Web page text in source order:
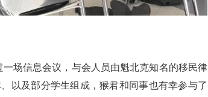
场信息会议，与会人员由魁北克知名的移民律
以及部分学生组成，猴君和同事也有幸参与了